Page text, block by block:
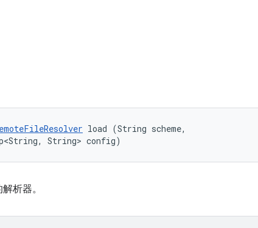
load (String scheme,
String> config)
析器。